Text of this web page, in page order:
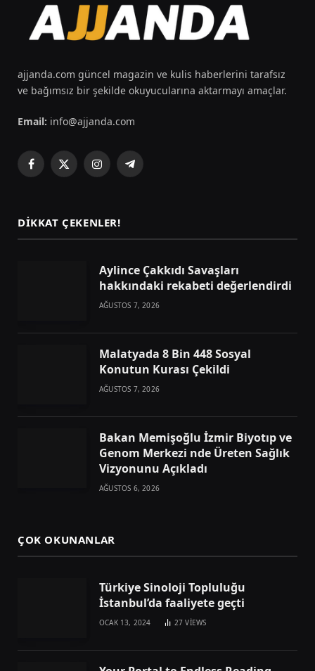
ajjanda.com güncel magazin ve kulis haberlerini tarafsız
ve bağımsız bir şekilde okuyucularına aktarmayı amaçlar.
Email: info@ajjanda.com
Facebook
X
InstagramTelegram
DIKKAT ÇEKENLER!
Aylince Çakkıdı Savaşları
hakkındaki rekabeti değerlendirdi
AĞUSTOS 7, 2026
Malatyada 8 Bin 448 Sosyal
Konutun Kurası Çekildi
AĞUSTOS 7, 2026
Bakan Memişoğlu İzmir Biyotıp ve
Genom Merkezi nde Üreten Sağlık
Vizyonunu Açıkladı
AĞUSTOS 6, 2026
ÇOK OKUNANLAR
Türkiye Sinoloji Topluluğu
İstanbul’da faaliyete geçti
OCAK 13, 2024 27VIEWS